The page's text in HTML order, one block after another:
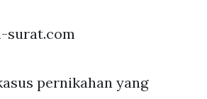
surat.com
pernikahan yang